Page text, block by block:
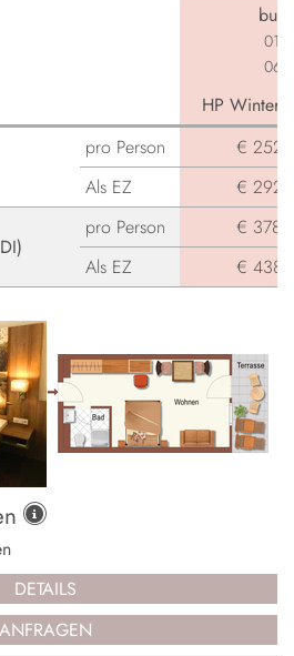
HP
pro Person
€ 252,-
Als EZ
€ 292,-
pro Person
€ 378,-
Als EZ
€ 438,-
DETAILS
ANFRAGEN